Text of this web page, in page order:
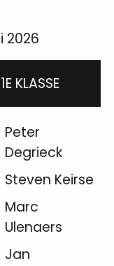
2026
KLASSE
Peter
Degrieck
Steven Keirse
Marc
Ulenaers
Jan